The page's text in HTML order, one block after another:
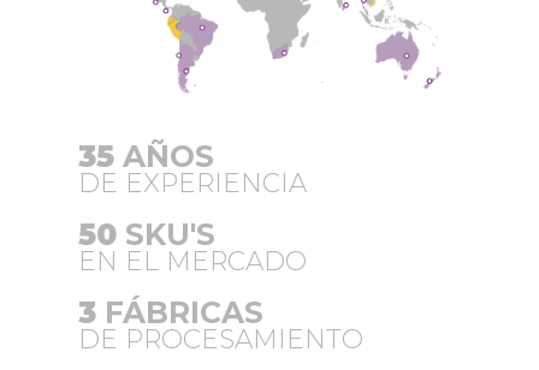
35AÑOS
DE EXPERIENCIA
50 SKU'S
EN EL MERCADO
3 FÁBRICAS
DE PROCESAMIENTO